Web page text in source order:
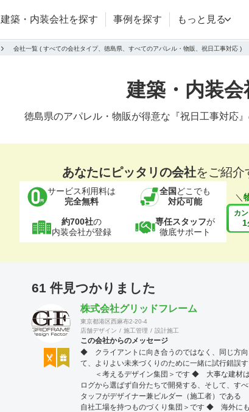
建築・内装会社を探す 事例を探す もっと見る
会社一覧 ( すべての会社タイプ、徳島県、すべてのアパレル・物販、祝日工事対応 )
建築・内装会
徳島県のアパレル・物販が得意な『祝日工事対応
あなたにピッタリの会社をご紹介
サービス利用料は
完全無料
全国 どこでも
対応可能
約700社の
内装会社が登録
専任スタッフが
徹底サポート
＼
カ
1
61 件見つかりました
株式会社グリッドフレーム
東京都港区西麻布2-20-4
店舗デザイン
施工管理 設計施工
この会社からのメッセージ
◆ クライアントに向き合うのではなく、同じ方
て、よりよい未来づくりのために一緒に試行錯誤
＜考えるデザイン集団＞です ◆ 大事な建材は
ログから選ばず自分たちで開発する、そして、す
タッフがデザイナー兼ビルダー（施工者）であ
自社工場を持つものづくり集団＞です ◆ 海外に